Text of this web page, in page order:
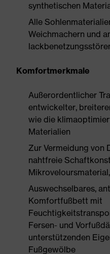
synthetischen
Alle
Weichmachern und
Komfortmerkmale
Außerordentlicher
entwickelter,
wie die
Materialien
Zur Vermeidung von
nahtfreie
Auswechselbares,
Komfortfußbett mit
Fersen- und
unterstützenden
Fußgewölbe